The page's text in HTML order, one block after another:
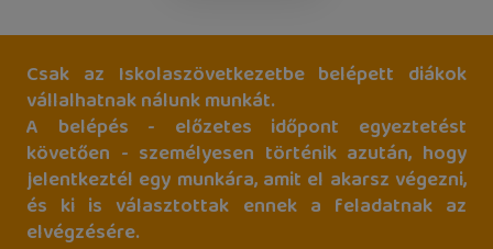
Csak az Iskolaszövetkezetbe belépett diákok
vállalhatnak nálunk munkát.
A belépés - előzetes időpont egyeztetést
követően - személyesen történik azután, hogy
jelentkeztél egy munkára, amit el akarsz végezni,
és ki is választottak ennek a feladatnak az
elvégzésére.